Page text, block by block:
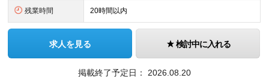
残業時間 20時間以内
求人を見る 検討中に入れる
掲載終了予定日： 2026.08.20